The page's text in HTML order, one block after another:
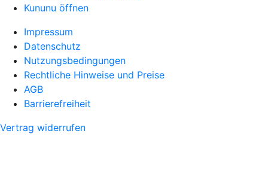
Kununu öffnen
Impressum
Datenschutz
Nutzungsbedingungen
Rechtliche Hinweise und Preise
AGB
Barrierefreiheit
Vertrag widerrufen